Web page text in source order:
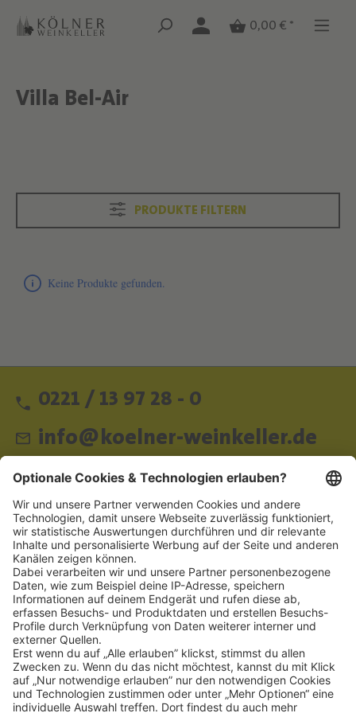
Zum Hauptinhalt springen
Zum Hauptinhalt springen
0,00 € *
Text überspringen
Villa Bel-Air
Text überspringen
PRODUKTE FILTERN
Keine Produkte gefunden.
0221 / 13 97 28 - 0
info@koelner-weinkeller.de
Schnellzugriff
ZAHLUNGSMETHODEN
SOCIAL
NEWSLETTER
BESUCHEN SIE UNS